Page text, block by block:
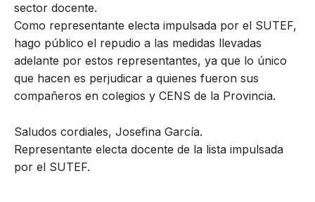
sector docente.
Como representante electa impulsada por el SUTEF,
hago público el repudio a las medidas llevadas
adelante por estos representantes, ya que lo único
que hacen es perjudicar a quienes fueron sus
compañeros en colegios y CENS de la Provincia.
Saludos cordiales, Josefina García.
Representante electa docente de la lista impulsada
por el SUTEF.